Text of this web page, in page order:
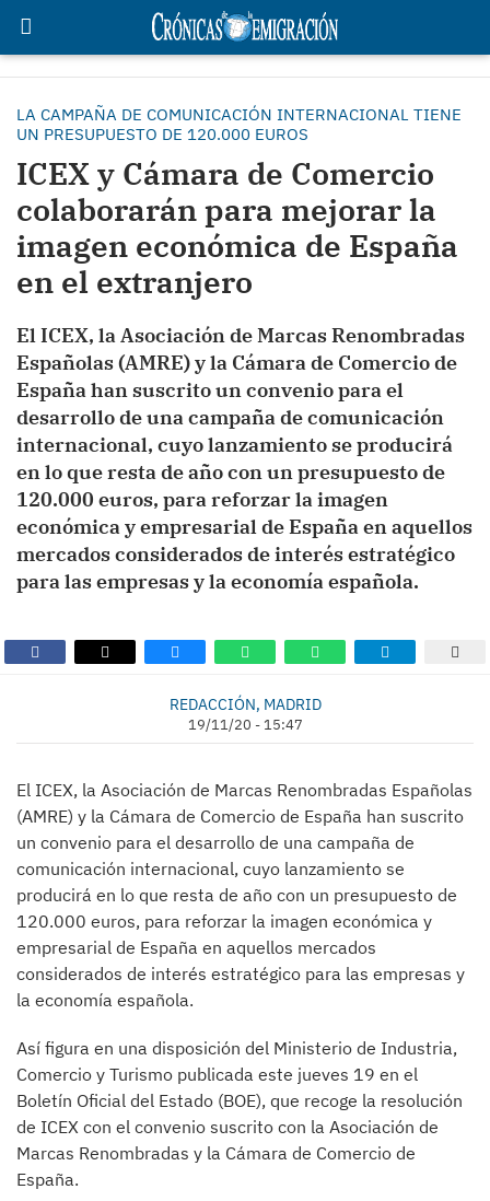
LA CAMPAÑA DE COMUNICACIÓN INTERNACIONAL TIENE
UN PRESUPUESTO DE 120.000 EUROS
ICEX y Cámara de Comercio
colaborarán para mejorar la
imagen económica de España
en el extranjero
El ICEX, la Asociación de Marcas Renombradas
Españolas (AMRE) y la Cámara de Comercio de
España han suscrito un convenio para el
desarrollo de una campaña de comunicación
internacional, cuyo lanzamiento se producirá
en lo que resta de año con un presupuesto de
120.000 euros, para reforzar la imagen
económica y empresarial de España en aquellos
mercados considerados de interés estratégico
para las empresas y la economía española.
REDACCIÓN, MADRID
19/11/20 - 15:47
El ICEX, la Asociación de Marcas Renombradas Españolas
(AMRE) y la Cámara de Comercio de España han suscrito
un convenio para el desarrollo de una campaña de
comunicación internacional, cuyo lanzamiento se
producirá en lo que resta de año con un presupuesto de
120.000 euros, para reforzar la imagen económica y
empresarial de España en aquellos mercados
considerados de interés estratégico para las empresas y
la economía española.
Así figura en una disposición del Ministerio de Industria,
Comercio y Turismo publicada este jueves 19 en el
Boletín Oficial del Estado (BOE), que recoge la resolución
de ICEX con el convenio suscrito con la Asociación de
Marcas Renombradas y la Cámara de Comercio de
España.